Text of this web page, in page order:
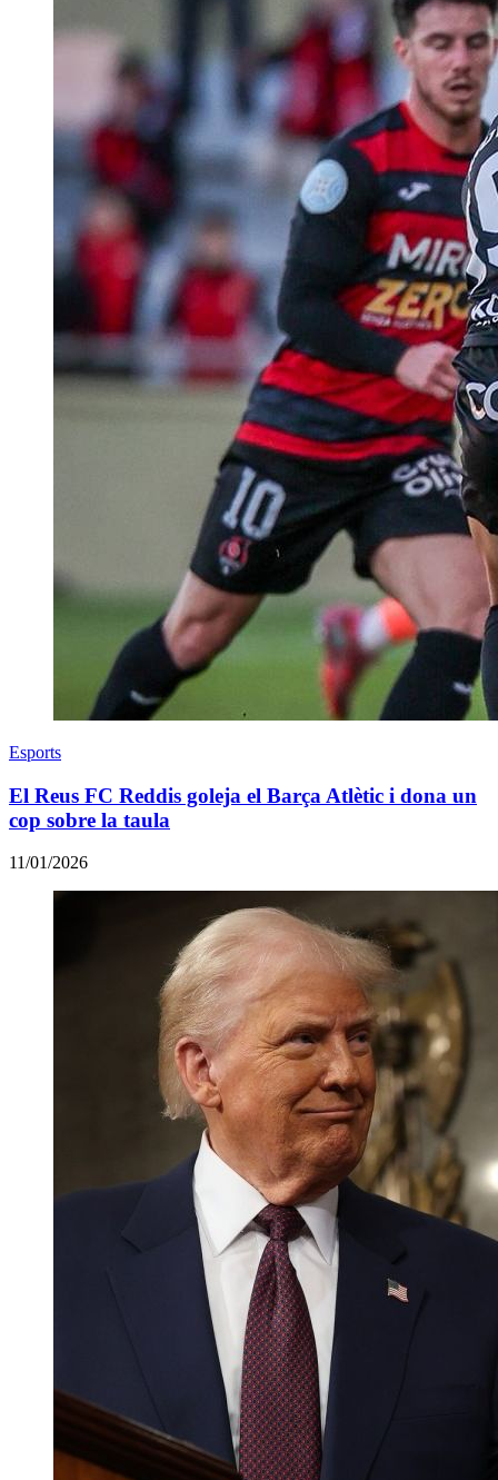
Esports
El Reus FC Reddis goleja el Barça Atlètic i dona un
cop sobre la taula
11/01/2026